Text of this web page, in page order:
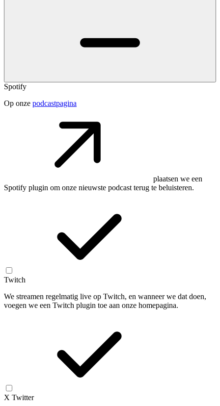
Spotify
Op onze podcastpagina
plaatsen we een
Spotify plugin om onze nieuwste podcast terug te beluisteren.
Twitch
We streamen regelmatig live op Twitch, en wanneer we dat doen,
voegen we een Twitch plugin toe aan onze homepagina.
X Twitter